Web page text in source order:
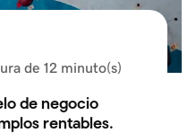
de 12 minuto(s)
de negocio
rentables.